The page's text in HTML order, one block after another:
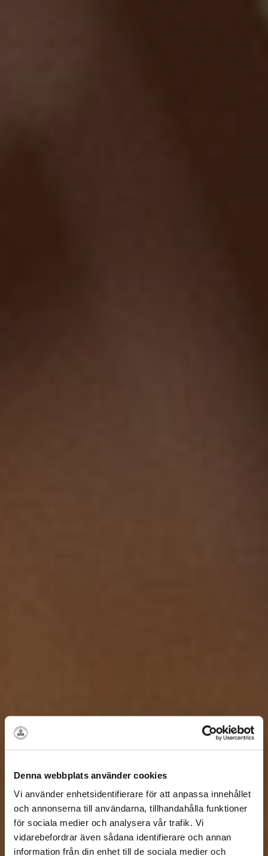
Denna webbplats använder cookies
Vi använder enhetsidentifierare för att anpassa innehållet
och annonserna till användarna, tillhandahålla funktioner
för sociala medier och analysera vår trafik. Vi
vidarebefordrar även sådana identifierare och annan
information från din enhet till de sociala medier och